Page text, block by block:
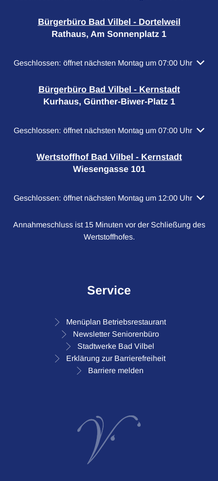
Bürgerbüro Bad Vilbel - Dortelweil
Rathaus, Am Sonnenplatz 1
Klicken, um weitere Öffnungs- oder Schließzeiten
Geschlossen: öffnet nächsten Montag um 07:00 Uhr
Bürgerbüro Bad Vilbel - Kernstadt
Kurhaus, Günther-Biwer-Platz 1
Klicken, um weitere Öffnungs- oder Schließzeiten
Geschlossen: öffnet nächsten Montag um 07:00 Uhr
Wertstoffhof Bad Vilbel - Kernstadt
Wiesengasse 101
Klicken, um weitere Öffnungs- oder Schließzeiten
Geschlossen: öffnet nächsten Montag um 12:00 Uhr
Annahmeschluss ist 15 Minuten vor der Schließung des
Wertstoffhofes.
Service
Menüplan Betriebsrestaurant
Newsletter Seniorenbüro
Stadtwerke Bad Vilbel
Erklärung zur Barrierefreiheit
Barriere melden